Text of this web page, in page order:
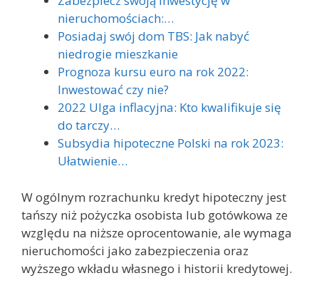
nieruchomościach:…
Posiadaj swój dom TBS: Jak nabyć
niedrogie mieszkanie
Prognoza kursu euro na rok 2022:
Inwestować czy nie?
2022 Ulga inflacyjna: Kto kwalifikuje się
do tarczy…
Subsydia hipoteczne Polski na rok 2023:
Ułatwienie…
W ogólnym rozrachunku kredyt hipoteczny jest
tańszy niż pożyczka osobista lub gotówkowa ze
względu na niższe oprocentowanie, ale wymaga
nieruchomości jako zabezpieczenia oraz
wyższego wkładu własnego i historii kredytowej.